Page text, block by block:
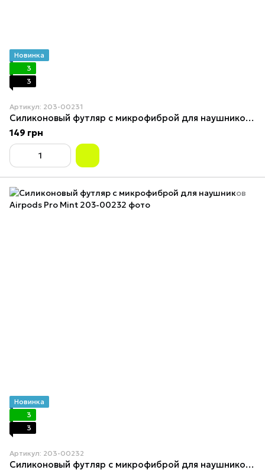
Новинка
3
3
Артикул: 203-00231
Силиконовый футляр с микрофиброй для наушников Airpods Pro Lilac Pride
149 грн
Новинка
3
3
Артикул: 203-00232
Силиконовый футляр с микрофиброй для наушников Airpods Pro Mint